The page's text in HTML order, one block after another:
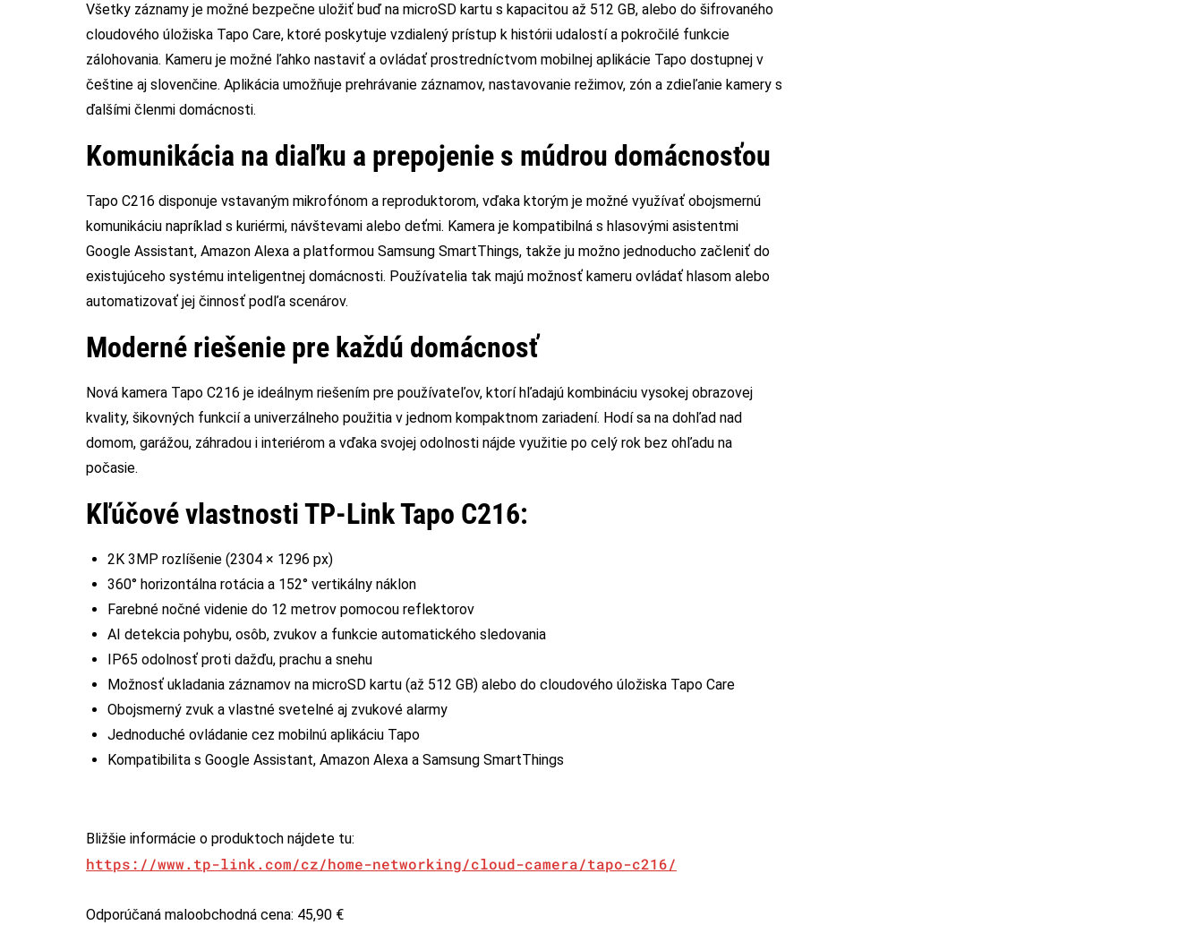
Všetky záznamy je možné bezpečne uložiť buď na microSD kartu s kapacitou až 512 GB, alebo do šifrovaného
cloudového úložiska Tapo Care, ktoré poskytuje vzdialený prístup k histórii udalostí a pokročilé funkcie
zálohovania. Kameru je možné ľahko nastaviť a ovládať prostredníctvom mobilnej aplikácie Tapo dostupnej v
češtine aj slovenčine. Aplikácia umožňuje prehrávanie záznamov, nastavovanie režimov, zón a zdieľanie kamery s
ďalšími členmi domácnosti.
Komunikácia na diaľku a prepojenie s múdrou domácnosťou
Tapo C216 disponuje vstavaným mikrofónom a reproduktorom, vďaka ktorým je možné využívať obojsmernú
komunikáciu napríklad s kuriérmi, návštevami alebo deťmi. Kamera je kompatibilná s hlasovými asistentmi
Google Assistant, Amazon Alexa a platformou Samsung SmartThings, takže ju možno jednoducho začleniť do
existujúceho systému inteligentnej domácnosti. Používatelia tak majú možnosť kameru ovládať hlasom alebo
automatizovať jej činnosť podľa scenárov.
Moderné riešenie pre každú domácnosť
Nová kamera Tapo C216 je ideálnym riešením pre používateľov, ktorí hľadajú kombináciu vysokej obrazovej
kvality, šikovných funkcií a univerzálneho použitia v jednom kompaktnom zariadení. Hodí sa na dohľad nad
domom, garážou, záhradou i interiérom a vďaka svojej odolnosti nájde využitie po celý rok bez ohľadu na
počasie.
Kľúčové vlastnosti TP-Link Tapo C216:
2K 3MP rozlíšenie (2304 × 1296 px)
360° horizontálna rotácia a 152° vertikálny náklon
Farebné nočné videnie do 12 metrov pomocou reflektorov
AI detekcia pohybu, osôb, zvukov a funkcie automatického sledovania
IP65 odolnosť proti dažďu, prachu a snehu
Možnosť ukladania záznamov na microSD kartu (až 512 GB) alebo do cloudového úložiska Tapo Care
Obojsmerný zvuk a vlastné svetelné aj zvukové alarmy
Jednoduché ovládanie cez mobilnú aplikáciu Tapo
Kompatibilita s Google Assistant, Amazon Alexa a Samsung SmartThings
Bližšie informácie o produktoch nájdete tu:
https://www.tp-link.com/cz/home-networking/cloud-camera/tapo-c216/
Odporúčaná maloobchodná cena: 45,90 €